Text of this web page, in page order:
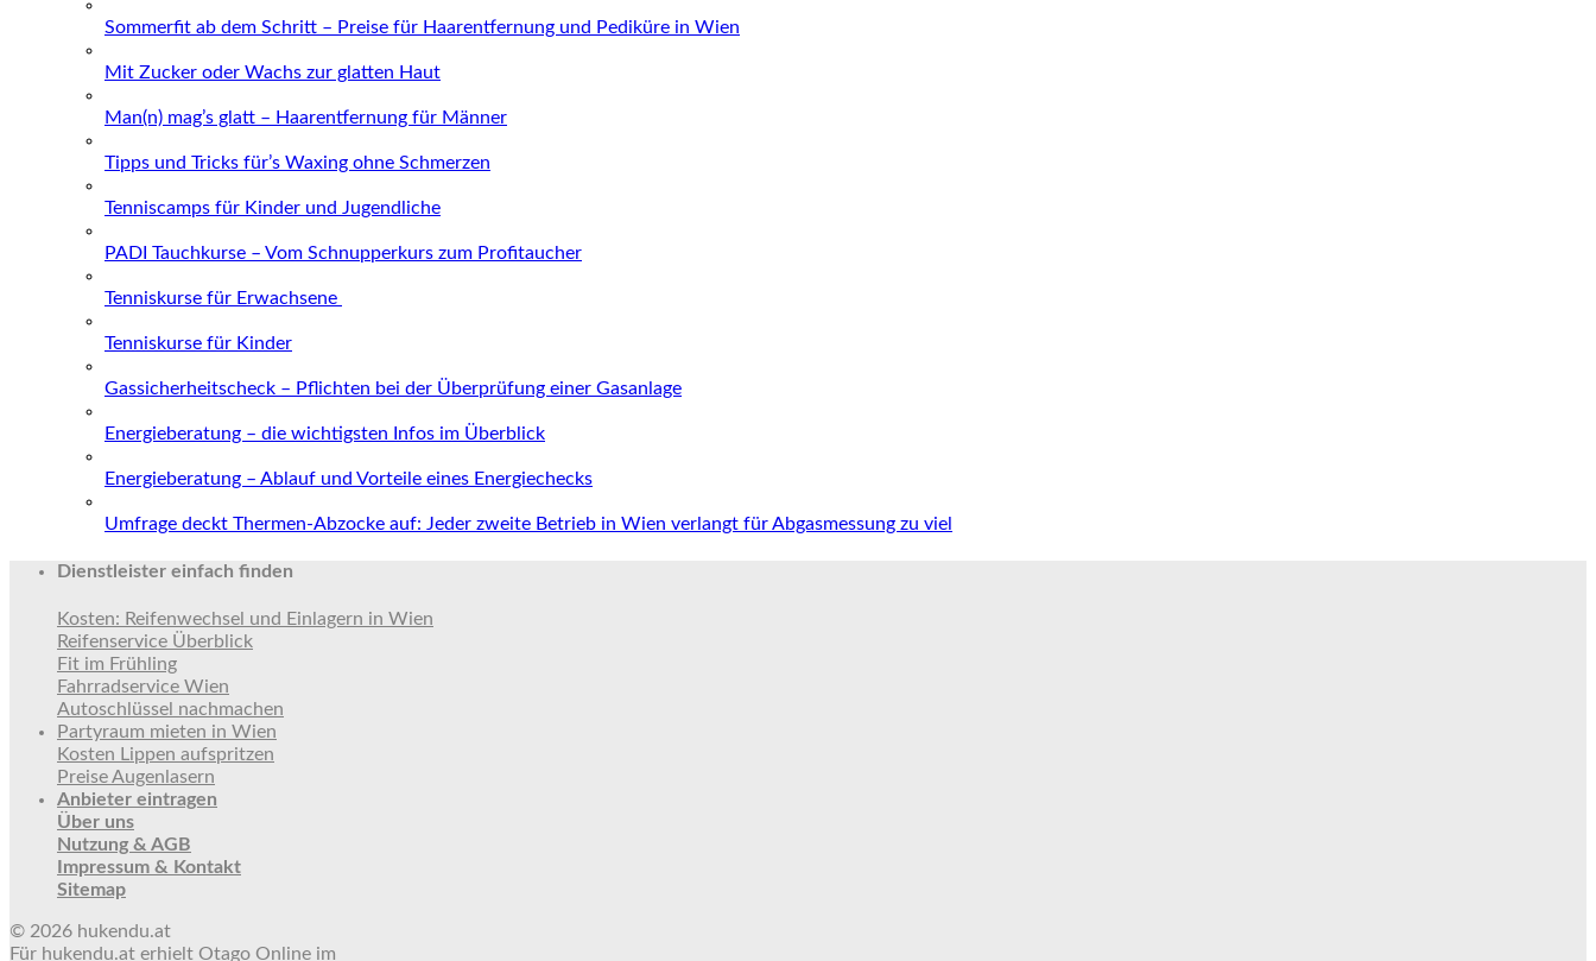
Sommerfit ab dem Schritt – Preise für Haarentfernung und Pediküre in Wien
Mit Zucker oder Wachs zur glatten Haut
Man(n) mag’s glatt – Haarentfernung für Männer
Tipps und Tricks für’s Waxing ohne Schmerzen
Tenniscamps für Kinder und Jugendliche
PADI Tauchkurse – Vom Schnupperkurs zum Profitaucher
Tenniskurse für Erwachsene
Tenniskurse für Kinder
Gassicherheitscheck – Pflichten bei der Überprüfung einer Gasanlage
Energieberatung – die wichtigsten Infos im Überblick
Energieberatung – Ablauf und Vorteile eines Energiechecks
Umfrage deckt Thermen-Abzocke auf: Jeder zweite Betrieb in Wien verlangt für Abgasmessung zu viel
Dienstleister einfach finden
Kosten: Reifenwechsel und Einlagern in Wien
Reifenservice Überblick
Fit im Frühling
Fahrradservice Wien
Autoschlüssel nachmachen
Partyraum mieten in Wien
Kosten Lippen aufspritzen
Preise Augenlasern
Anbieter eintragen
Über uns
Nutzung & AGB
Impressum & Kontakt
Sitemap
© 2026 hukendu.at
Für hukendu.at erhielt Otago Online im